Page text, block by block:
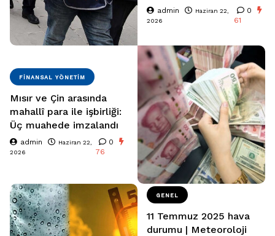
admin
Haziran 22,
2026
0
61
FINANSAL YÖNETIM
Mısır ve Çin arasında
mahallî para ile işbirliği:
Üç muahede imzalandı
admin
Haziran 22,
2026
0
76
GENEL
11 Temmuz 2025 hava
durumu | Meteoroloji